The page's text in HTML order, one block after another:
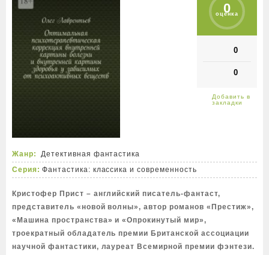
0
оценка
0
0
Жанр:
Детективная фантастика
Серия: Фантастика: классика и современность
Кристофер Прист – английский писатель-фантаст,
представитель «новой волны», автор романов «Престиж»,
«Машина пространства» и «Опрокинутый мир»,
троекратный обладатель премии Британской ассоциации
научной фантастики, лауреат Всемирной премии фэнтези.